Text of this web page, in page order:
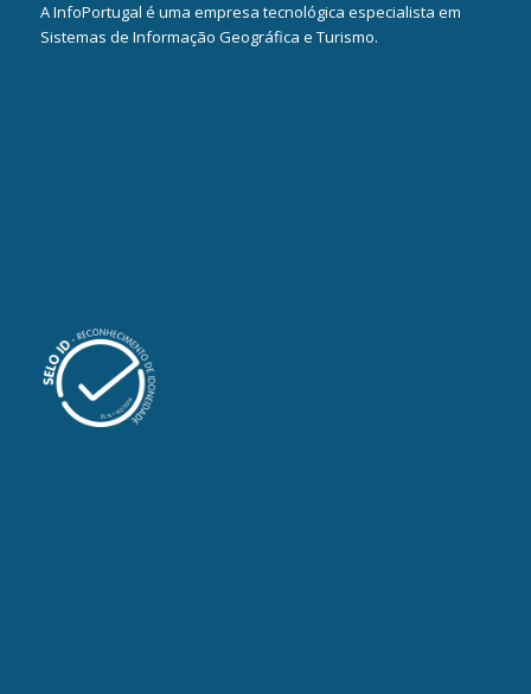
A InfoPortugal é uma empresa tecnológica especialista em
Sistemas de Informação Geográfica e Turismo.